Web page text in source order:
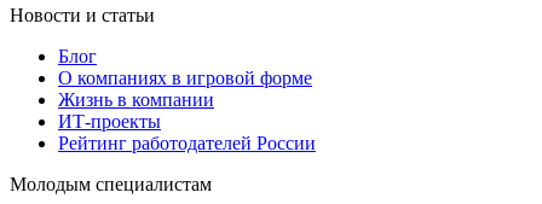
Новости и статьи
Блог
О компаниях в игровой форме
Жизнь в компании
ИТ-проекты
Рейтинг работодателей России
Молодым специалистам